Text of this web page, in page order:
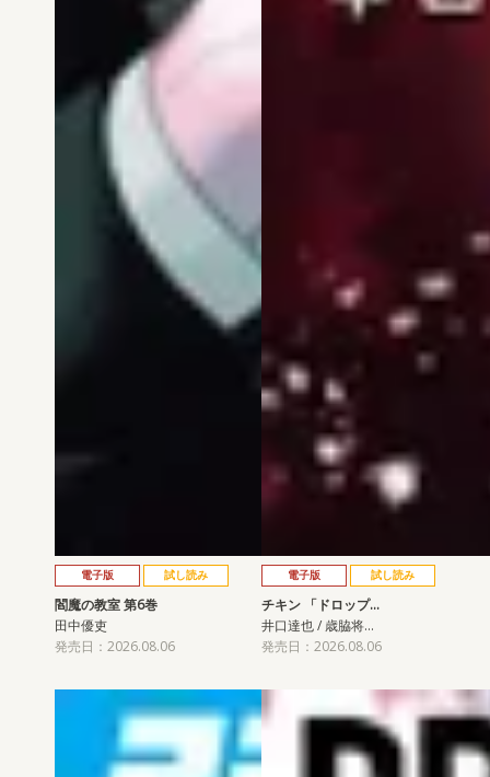
電子版 試し読み
閻魔の教室 第6巻
田中優吏
発売日：2026.08.06
電子版 試し読み
チキン 「ドロップ…
井口達也 / 歳脇将…
発売日：2026.08.06